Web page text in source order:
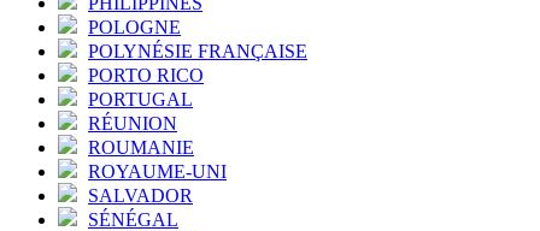
POLOGNE
POLYNÉSIE FRANÇAISE
PORTO RICO
PORTUGAL
RÉUNION
ROUMANIE
ROYAUME-UNI
SALVADOR
SÉNÉGAL